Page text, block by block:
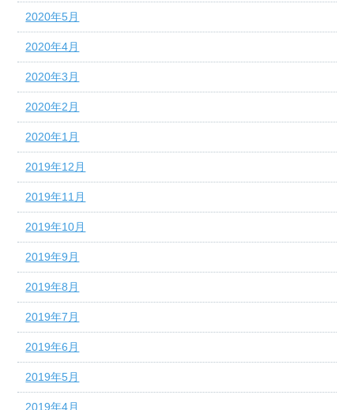
2020年5月
2020年4月
2020年3月
2020年2月
2020年1月
2019年12月
2019年11月
2019年10月
2019年9月
2019年8月
2019年7月
2019年6月
2019年5月
2019年4月